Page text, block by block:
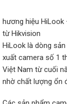
hương hiệu
từ Hikvision
HiLook là dòng
xuất camera số 1
Việt Nam từ cuối
nhờ chất lượng ổn